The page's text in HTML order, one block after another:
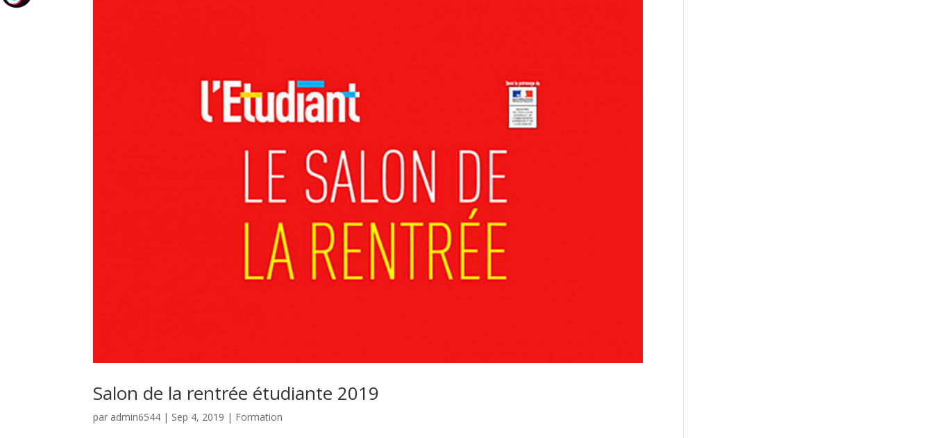
Salon de la rentrée étudiante 2019
par admin6544 | Sep 4, 2019 | Formation